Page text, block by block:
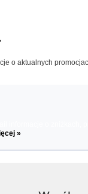
o aktualnych
»